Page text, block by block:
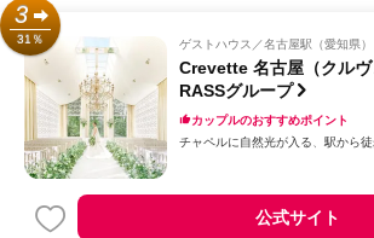
3
31％ ゲストハウス 名古屋駅（愛知県）
Crevette 名古屋（クル
RASSグループ
カップルのおすすめポイント
チャペルに自然光が入る
駅から
公式サイト